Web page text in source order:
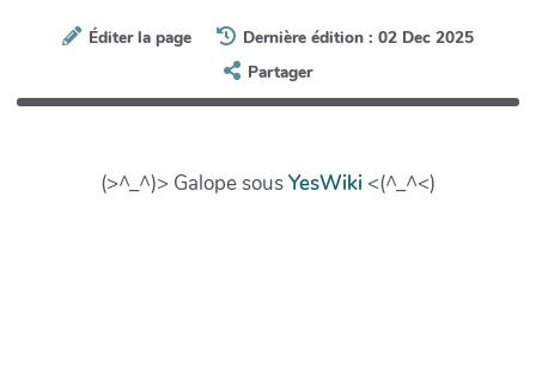
Éditer la page
Dernière édition : 02 Dec 2025
Partager
(>^_^)> Galope sousYesWiki <(^_^<)